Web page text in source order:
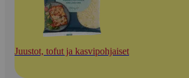
Juustot, tofut ja kasvipohjaiset